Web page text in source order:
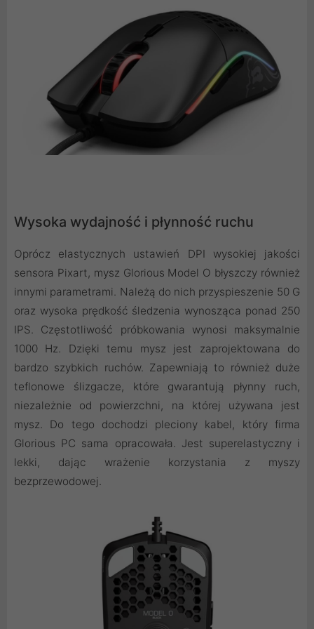
Wysoka wydajność i płynność ruchu
Oprócz elastycznych ustawień DPI wysokiej jakości
sensora Pixart, mysz Glorious Model O błyszczy również
innymi parametrami. Należą do nich przyspieszenie 50 G
oraz wysoka prędkość śledzenia wynosząca ponad 250
IPS. Częstotliwość próbkowania wynosi maksymalnie
1000 Hz. Dzięki temu mysz jest zaprojektowana do
bardzo szybkich ruchów. Zapewniają to również duże
teflonowe ślizgacze, które gwarantują płynny ruch,
niezależnie od powierzchni, na której używana jest
mysz. Do tego dochodzi pleciony kabel, który firma
Glorious PC sama opracowała. Jest superelastyczny i
lekki, dając wrażenie korzystania z myszy
bezprzewodowej.